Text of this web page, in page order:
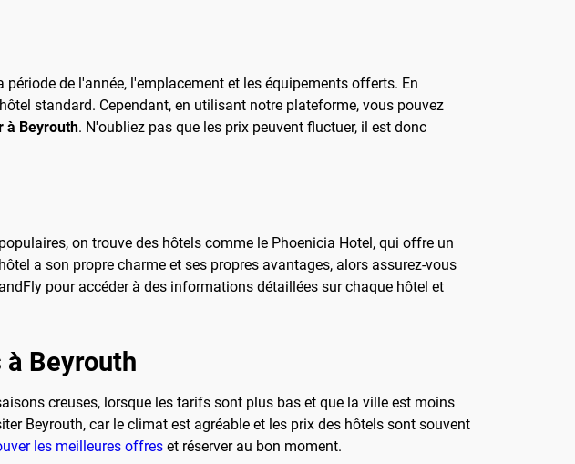
de l'année, l'emplacement et les équipements offerts. En
standard. Cependant, en utilisant notre plateforme, vous pouvez
à Beyrouth. N'oubliez pas que les prix peuvent fluctuer, il est donc
on trouve des hôtels comme le Phoenicia Hotel, qui offre un
a son propre charme et ses propres avantages, alors assurez-vous
pour accéder à des informations détaillées sur chaque hôtel et
Beyrouth
creuses, lorsque les tarifs sont plus bas et que la ville est moins
Beyrouth, car le climat est agréable et les prix des hôtels sont souvent
les meilleures offres et réserver au bon moment.